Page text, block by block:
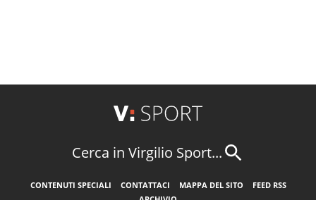
Cerca in Virgilio Sport...
CONTENUTI SPECIALI CONTATTACI MAPPA DEL SITO
FEED RSS